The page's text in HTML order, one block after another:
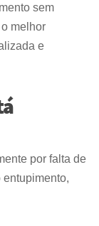
sem
melhor
e
por falta de